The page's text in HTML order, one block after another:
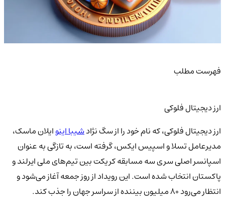
فهرست مطلب
ارز دیجیتال فلوکی
ارز دیجیتال فلوکی، که نام خود را از سگ نژادشیبا اینوایلان ماسک،
مدیرعامل تسلا و اسپیس ایکس، گرفته است، به تازگی به عنوان
اسپانسر اصلی سری سه مسابقه کریکت بین تیم‌های ملی ایرلند و
پاکستان انتخاب شده است. این رویداد از روز جمعه آغاز می‌شود و
انتظار می‌رود ۸۰ میلیون بیننده از سراسر جهان را جذب کند.